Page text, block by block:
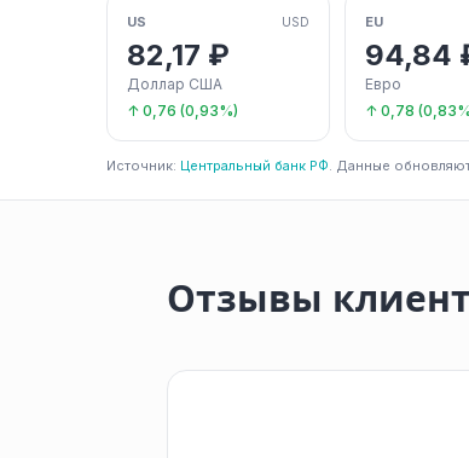
US USD
82,17 ₽
Доллар США
↑ 0,76 (0,93%)
EU
94,84
Евро
↑ 0,78
Источник: Центральный банк РФ. Данные
Отзывы